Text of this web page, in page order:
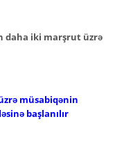
daha iki marşrut üzrə
müsabiqənin
başlanılır